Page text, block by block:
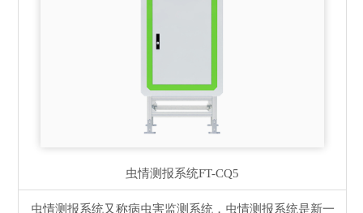
虫情测报系统FT-CQ5
虫情测报系统又称病虫害监测系统，虫情测报系统是新一